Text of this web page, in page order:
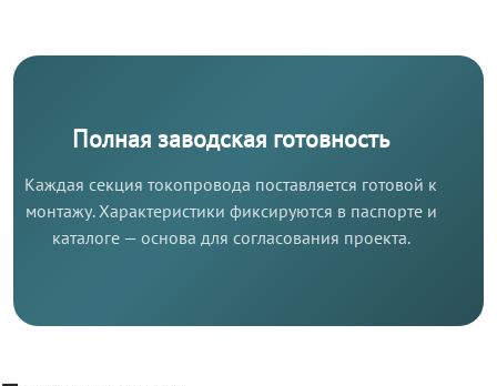
Полная заводская готовность
Каждая секция токопровода поставляется готовой к
монтажу. Характеристики фиксируются в паспорте и
каталоге — основа для согласования проекта.